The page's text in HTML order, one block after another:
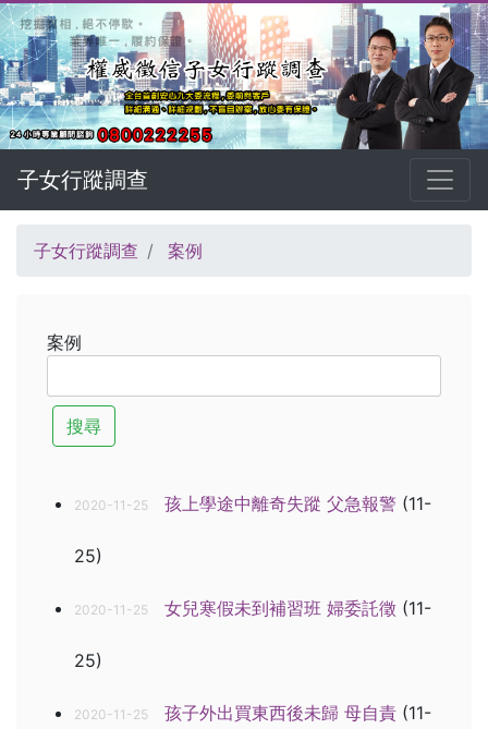
子女行蹤調查
子女行蹤調查 案例
案例
搜尋
2020-11-25 孩上學途中離奇失蹤 父急報警 (11-
25)
2020-11-25 女兒寒假未到補習班 婦委託徵 (11-
25)
2020-11-25 孩子外出買東西後未歸 母自責 (11-